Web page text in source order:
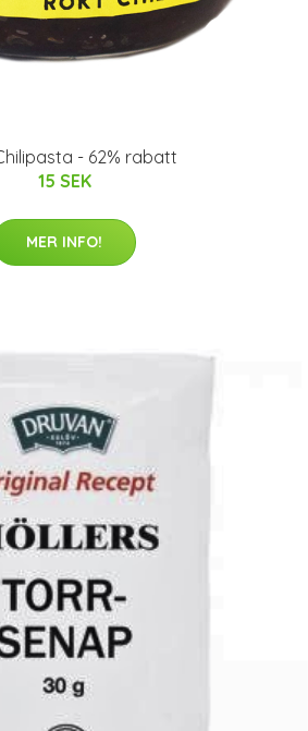
- 62% rabatt
15 SEK
MER INFO!